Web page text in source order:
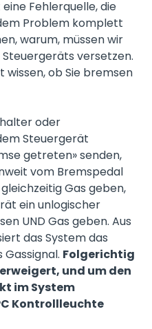
Fehlerquelle, die
Problem komplett
warum, müssen wir
Steuergeräts versetzen.
wissen, ob Sie bremsen
oder
Steuergerät
getreten» senden,
vom Bremspedal
Gas geben,
ein unlogischer
UND Gas geben. Aus
das System das
Folgerichtig
und um den
im System
Kontrollleuchte